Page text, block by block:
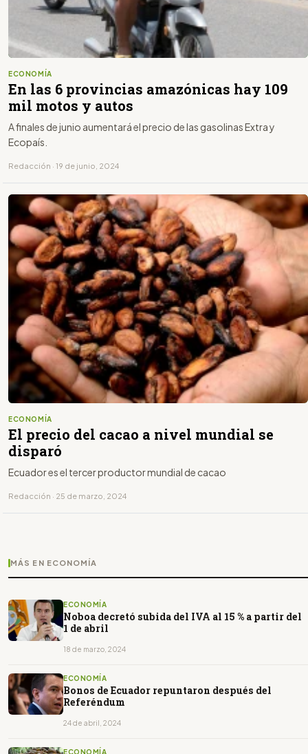
ECONOMÍA
En las 6 provincias amazónicas hay 109
mil motos y autos
A finales de junio aumentará el precio de las gasolinas Extra y
Ecopaís.
Redacción · 19 de junio, 2024
ECONOMÍA
El precio del cacao a nivel mundial se
disparó
Ecuador es el tercer productor mundial de cacao
Redacción · 25 de marzo, 2024
MÁS EN ECONOMÍA
ECONOMÍA
Noboa decretó subida del IVA al 15 % a partir del
1 de abril
18 de marzo, 2024
ECONOMÍA
Bonos de Ecuador repuntaron después del
Referéndum
24 de abril, 2024
ECONOMÍA